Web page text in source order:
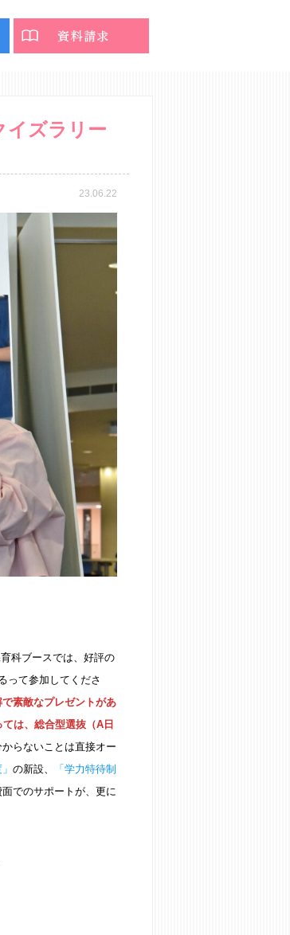
イズラリー
23.06.22
科ブースでは、好評の
って参加してくださ
素敵なプレゼントがあ
は、総合型選抜（A日
らないことは直接オー
の新設、
「学力特待制
でのサポートが、更に